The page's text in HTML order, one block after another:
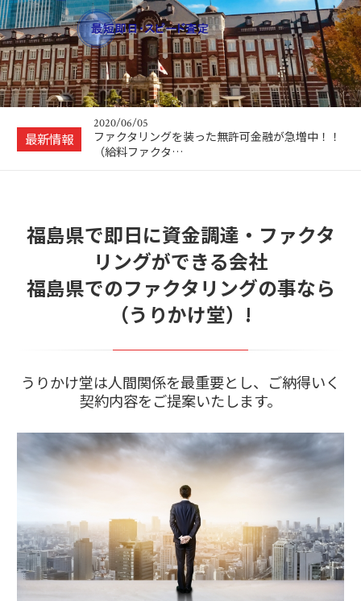
最新情報
2020/04/14
【新型コロナウイルス感染拡大防止への取り組み
に関するお知ら…
2020/07/27
お盆休みのお知らせ
2020/06/05
ファクタリングを装った無許可金融が急増中！！
（給料ファクタ…
2020/05/01
ゴールデンウィーク休業のお知らせ
2020/04/14
【新型コロナウイルス感染拡大防止への取り組み
に関するお知ら…
2020/07/27
福島県で即日に資金調達・ファクタ
リングができる会社
福島県でのファクタリングの事なら
（うりかけ堂）!
うりかけ堂は人間関係を最重要とし、ご納得いく
契約内容をご提案いたします。